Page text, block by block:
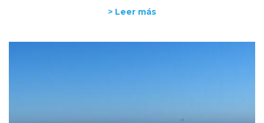
> Leer más